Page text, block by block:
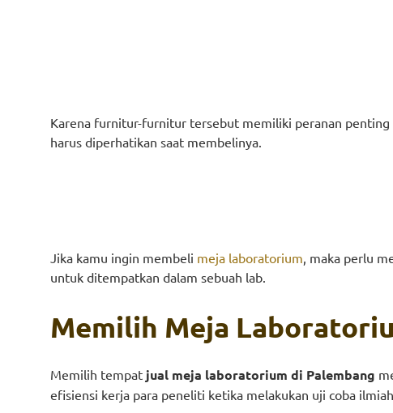
Karena furnitur-furnitur tersebut memiliki peranan penting
harus diperhatikan saat membelinya.
Jika kamu ingin membeli meja laboratorium, maka perlu
untuk ditempatkan dalam sebuah lab.
Memilih Meja
Memilih tempat jual meja laboratorium di Palembang
efisiensi kerja para peneliti ketika melakukan uji coba